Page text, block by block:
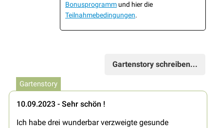
Bonusprogramm und hier die
Teilnahmebedingungen.
Gartenstory schreiben...
Gartenstory
10.09.2023 - Sehr schön !
Ich habe drei wunderbar verzweigte gesunde